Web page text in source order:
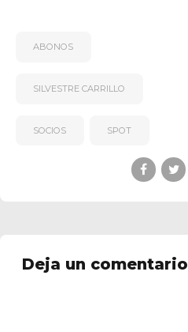
ABONOS
SILVESTRE CARRILLO
SOCIOS SPOT
Deja un comentario